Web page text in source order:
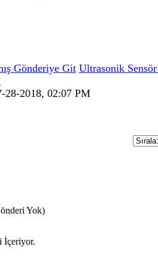
Ultrasonik
28-2018, 02:07 PM
Yok)
İçeriyor.